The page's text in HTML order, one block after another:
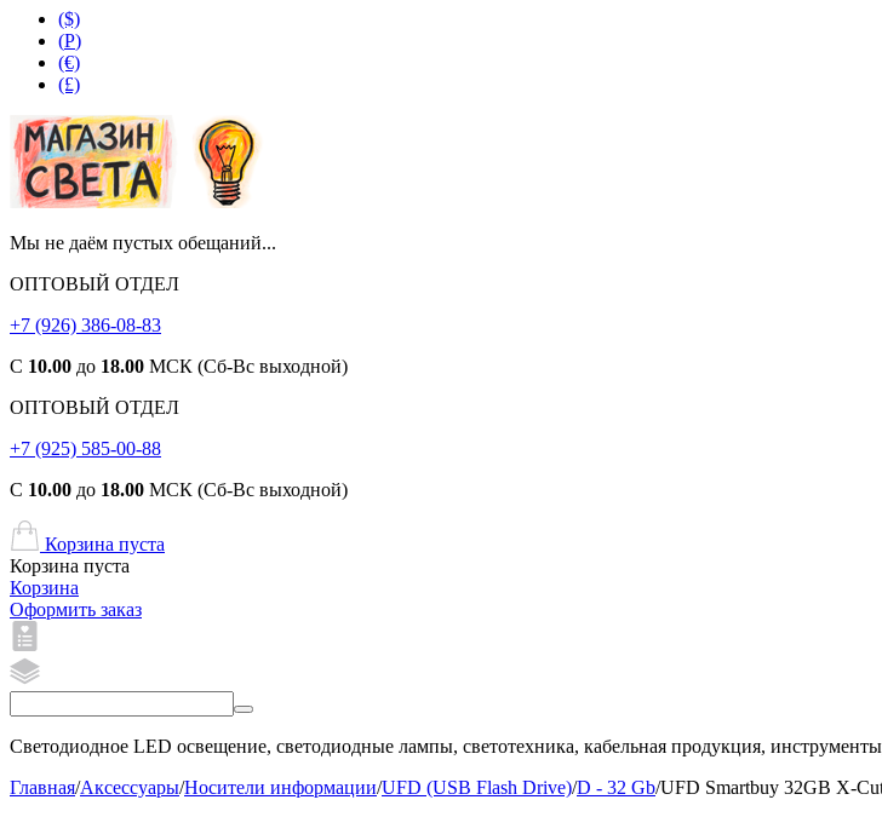
($)
(Р)
(€)
(£)
Мы не даём пустых обещаний...
ОПТОВЫЙ ОТДЕЛ
+7 (926) 386-08-83
С 10.00 до 18.00 МСК (Сб-Вс выходной)
ОПТОВЫЙ ОТДЕЛ
+7 (925) 585-00-88
С 10.00 до 18.00 МСК (Сб-Вс выходной)
Корзина пуста
Корзина пуста
Корзина
Оформить заказ
Светодиодное LED освещение, светодиодные лампы, светотехника, кабельная продукция,
Главная/Аксессуары/Носители информации/UFD (USB Flash Drive)/D - 32 Gb/UFD Smartbuy 32GB X-